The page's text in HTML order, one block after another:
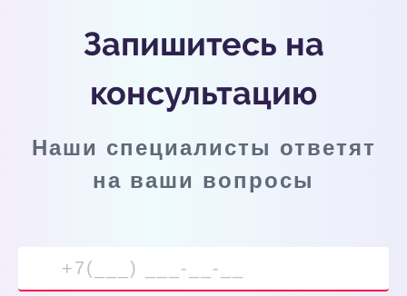
Запишитесь на
консультацию
Наши специалисты ответят
на ваши вопросы